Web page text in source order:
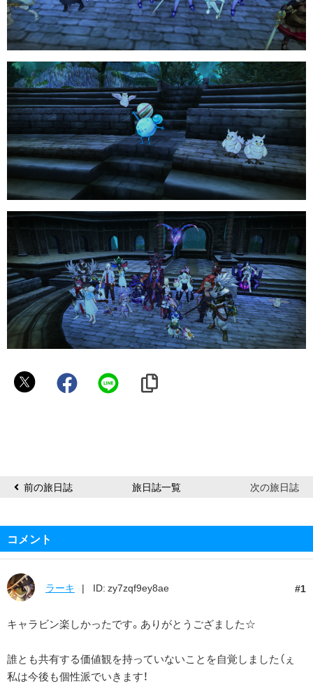
る
前の旅日誌 旅日誌一覧 次の旅日誌
コメント
1
ラーキ ID: zy7zqf9ey8ae
キャラビン楽しかったです。ありがとうござました☆
誰とも共有する価値観を持っていないことを自覚しました（ぇ
私は今後も個性派でいきます！